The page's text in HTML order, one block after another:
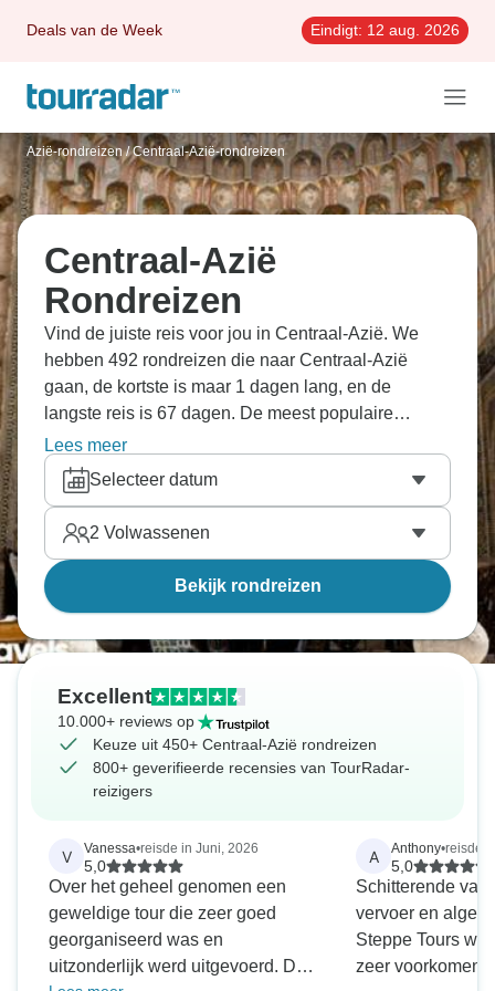
Deals van de Week Eindigt: 12 aug. 2026
Azië-rondreizen / Centraal-Azië-rondreizen
Centraal-Azië
Rondreizen
Vind de juiste reis voor jou in Centraal-Azië. We
hebben 492 rondreizen die naar Centraal-Azië
gaan, de kortste is maar 1 dagen lang, en de
langste reis is 67 dagen. De meest populaire
maand om te gaan is September, dan vertrekken de
meeste reizen.
Lees meer
Selecteer datum
2 Volwassenen
Bekijk rondreizen
Excellent
10.000+ reviews op
Keuze uit 450+ Centraal-Azië rondreizen
800+ geverifieerde recensies van TourRadar-
reizigers
V Vanessa•reisde in Juni, 2026
5,0
Over het geheel genomen een
geweldige tour die zeer goed
georganiseerd was en
uitzonderlijk werd uitgevoerd. De
A Anthony•reisde
5,0
Schitterende
vervoer en
Steppe Tours
zeer voorkomend.